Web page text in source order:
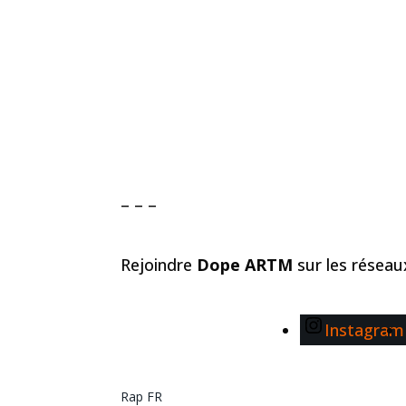
– – –
Rejoindre Dope ARTM sur les
Instagram
Rap FR